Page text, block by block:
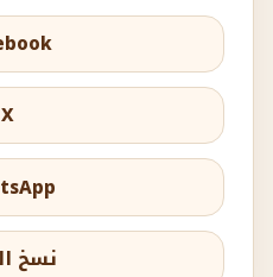
X
نسخ